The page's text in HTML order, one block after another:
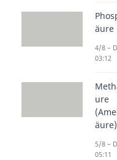
die
eine
äure
4/8 –
03:12
ure
äure)
5/8 –
05:11